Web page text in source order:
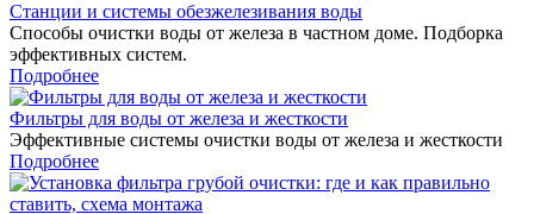
Станции и системы обезжелезивания воды
Способы очистки воды от железа в частном доме. Подборка
эффективных систем.
Подробнее
Фильтры для воды от железа и жесткости
Эффективные системы очистки воды от железа и жесткости
Подробнее